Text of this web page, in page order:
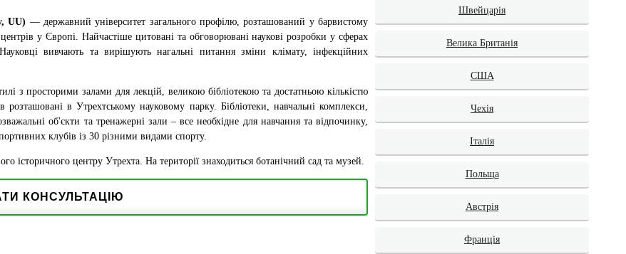
UU) — державний університет загального профілю, розташований у барвистому
у Європі. Найчастіше цитовані та обговорювані наукові розробки у сферах
вивчають та вирішують нагальні питання зміни клімату, інфекційних
з просторими залами для лекцій, великою бібліотекою та достатньою кількістю
розташовані в Утрехтському науковому парку. Бібліотеки, навчальні комплекси,
об'єкти та тренажерні зали – все необхідне для навчання та відпочинку,
клубів із 30 різними видами спорту.
центру Утрехта. На території знаходиться ботанічний сад та музей.
КОНСУЛЬТАЦІЮ
Швейцарія
Велика Британія
США
Чехія
Італія
Польща
Австрія
Франція